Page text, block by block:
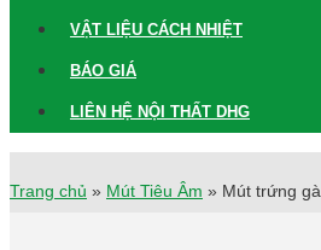
VẬT LIỆU CÁCH NHIỆT
BÁO GIÁ
LIÊN HỆ NỘI THẤT DHG
Trang chủ » Mút Tiêu Âm » Mút trứng gà